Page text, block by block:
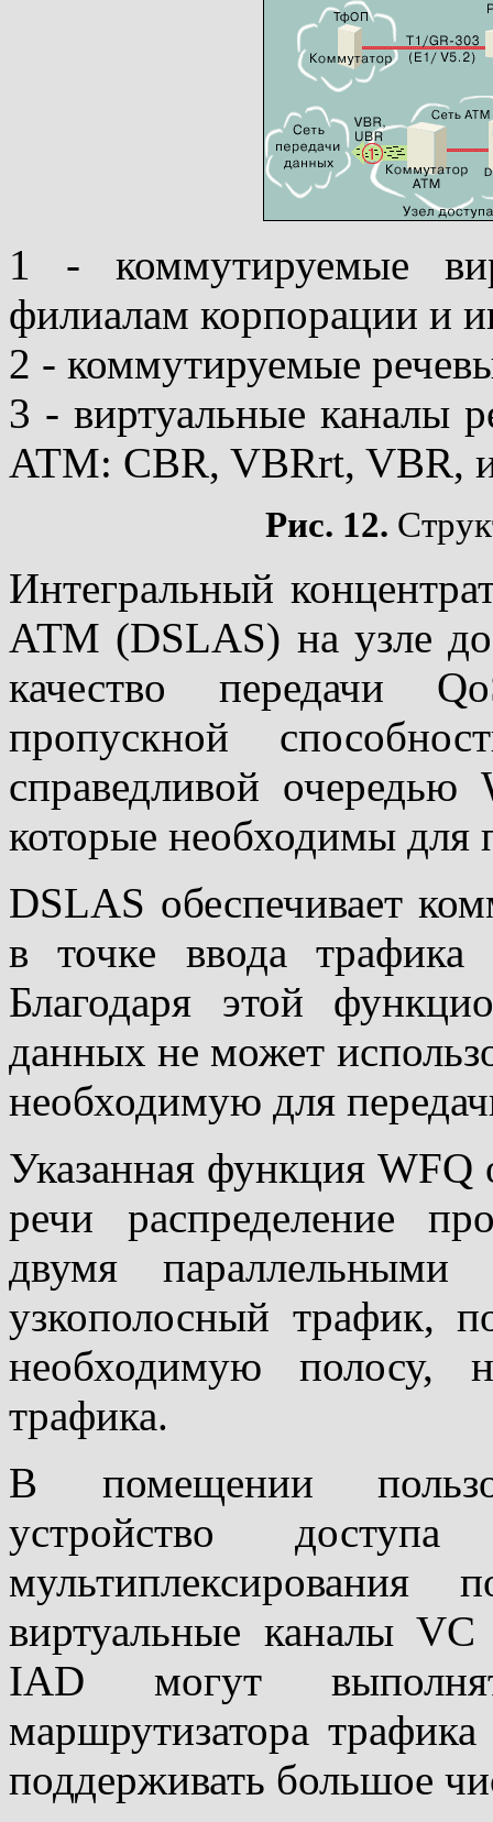
1 - коммутируемые
филиалам корпорации и
2 - коммутируемые
3 - виртуальные каналы
ATM: CBR, VBRrt, VBR,
Рис. 12.
Интегральный
АТМ (DSLAS) на узле
качество передачи
пропускной
справедливой
которые необходимы для
DSLAS обеспечивает
в точке ввода
Благодаря этой
данных не может
необходимую для
Указанная функция WFQ
речи распределение
двумя параллельными
узкополосный трафик,
необходимую полосу,
трафика.
В помещении
устройство
виртуальные каналы
IAD могут
маршрутизатора
поддерживать большое